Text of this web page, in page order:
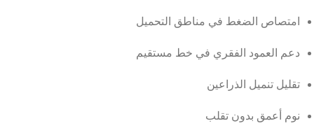
امتصاص الضغط في مناطق التحميل
دعم العمود الفقري في خط مستقيم
تقليل تنميل الذراعين
نوم أعمق بدون تقلب